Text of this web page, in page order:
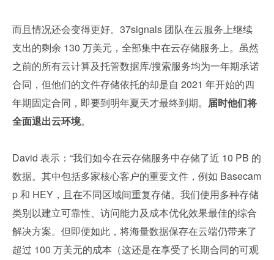
而且情况还会变得更好。37signals 团队在云服务上继续
支出的剩余 130 万美元，全部集中在云存储服务上。虽然
之前的所有云计算及托管数据库/搜索服务均为一年期承诺
合同，但他们的文件存储依托的却是自 2021 年开始的四
年期固定合同，即要到明年夏天才最终到期。 届时他们将
全面退出云环境。
David 表示：“我们如今在云存储服务中存储了近 10 PB 的
数据。其中包括多家核心客户的重要文件，例如 Basecam
p 和 HEY，且在不同区域间重复存储。我们使用多种存储
类别以建立可靠性、访问能力及成本优化效果最佳的综合
解决方案。但即便如此，将海量数据保存在云端仍带来了
超过 100 万美元的成本（这还是在享受了长期合同的可观